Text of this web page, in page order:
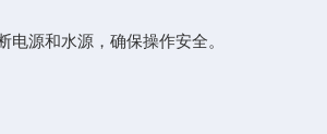
源和水源，确保操作安全。